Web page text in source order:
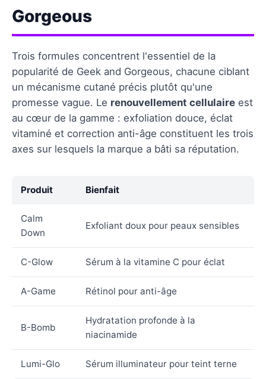
Gorgeous
Trois formules concentrent l'essentiel de la
popularité de Geek and Gorgeous, chacune ciblant
un mécanisme cutané précis plutôt qu'une
promesse vague. Le renouvellement cellulaire est
au cœur de la gamme : exfoliation douce, éclat
vitaminé et correction anti-âge constituent les trois
axes sur lesquels la marque a bâti sa réputation.
Produit Bienfait
Calm
Down
Exfoliant doux pour peaux sensibles
C-Glow Sérum à la vitamine C pour éclat
A-Game Rétinol pour anti-âge
B-Bomb
Hydratation profonde à la
niacinamide
Lumi-Glo Sérum illuminateur pour teint terne